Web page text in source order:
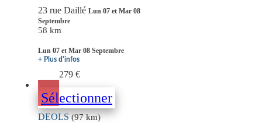
23 rue Daillé Lun 07 et Mar 08
Septembre
58 km
Lun 07 et Mar 08 Septembre
+ Plus d'infos
279 €
Sélectionner
DEOLS(97 km)